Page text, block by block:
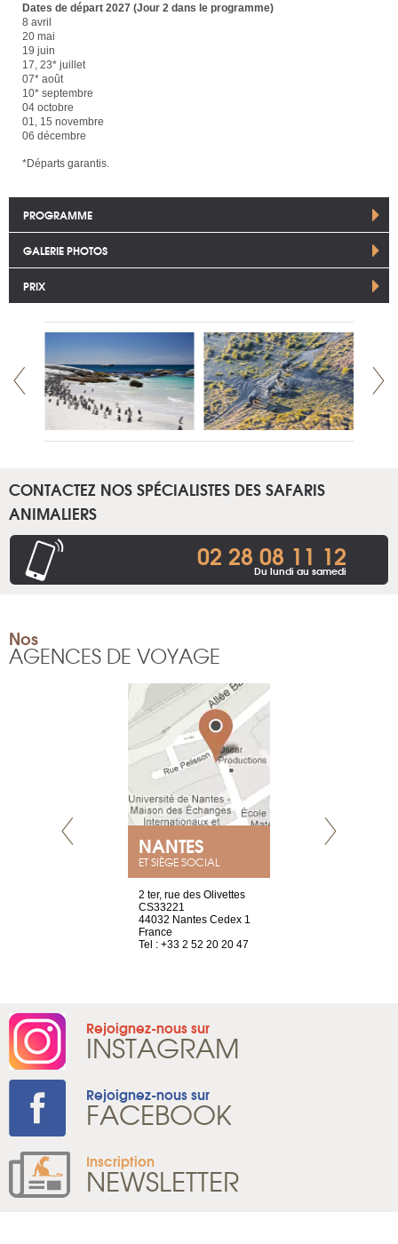
Dates de départ 2027 (Jour 2 dans le programme)
8 avril
20 mai
19 juin
17, 23* juillet
07* août
10* septembre
04 octobre
01, 15 novembre
06 décembre
*Départs garantis.
PROGRAMME
GALERIE PHOTOS
PRIX
CONTACTEZ NOS SPÉCIALISTES DES SAFARIS
ANIMALIERS
02 28 08 11 12
Du lundi au samedi
Nos
AGENCES DE VOYAGE
NANTES
ET SIÈGE SOCIAL
2 ter, rue des Olivettes
CS33221
44032 Nantes Cedex 1
France
Tel : +33 2 52 20 20 47
Rejoignez-nous sur
INSTAGRAM
Rejoignez-nous sur
FACEBOOK
Inscription
NEWSLETTER